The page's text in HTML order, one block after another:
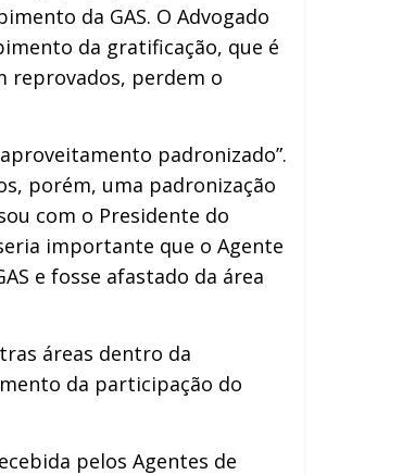
da GAS. O Advogado
da gratificação, que é
reprovados, perdem o
padronizado”.
porém, uma padronização
com o Presidente do
importante que o Agente
e fosse afastado da área
áreas dentro da
da participação do
pelos Agentes de